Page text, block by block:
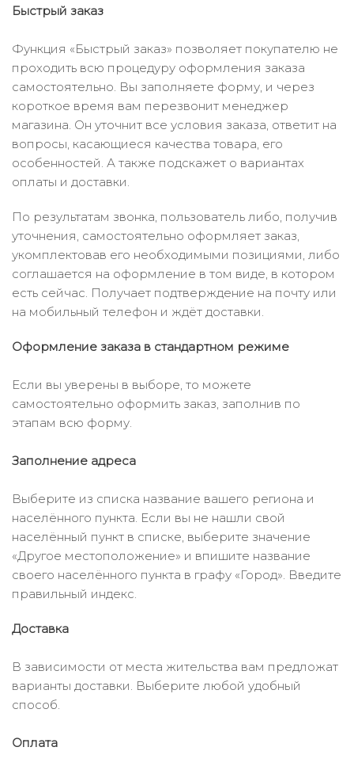
Быстрый заказ
Функция «Быстрый заказ» позволяет покупателю не
проходить всю процедуру оформления заказа
самостоятельно. Вы заполняете форму, и через
короткое время вам перезвонит менеджер
магазина. Он уточнит все условия заказа, ответит на
вопросы, касающиеся качества товара, его
особенностей. А также подскажет о вариантах
оплаты и доставки.
По результатам звонка, пользователь либо, получив
уточнения, самостоятельно оформляет заказ,
укомплектовав его необходимыми позициями, либо
соглашается на оформление в том виде, в котором
есть сейчас. Получает подтверждение на почту или
на мобильный телефон и ждёт доставки.
Оформление заказа в стандартном режиме
Если вы уверены в выборе, то можете
самостоятельно оформить заказ, заполнив по
этапам всю форму.
Заполнение адреса
Выберите из списка название вашего региона и
населённого пункта. Если вы не нашли свой
населённый пункт в списке, выберите значение
«Другое местоположение» и впишите название
своего населённого пункта в графу «Город». Введите
правильный индекс.
Доставка
В зависимости от места жительства вам предложат
варианты доставки. Выберите любой удобный
способ.
Оплата